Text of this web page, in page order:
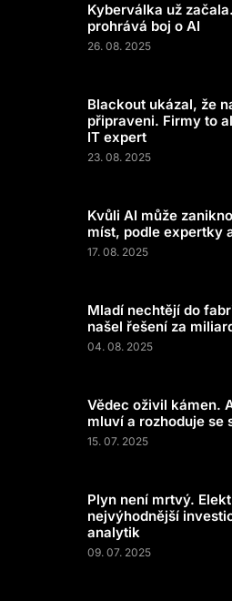
Kyberválka už
prohrává boj o AI
26. 08. 2025
Blackout ukázal, že
připraveni. Firmy to
IT expert
23. 08. 2025
Kvůli AI může
míst, podle expertky
17. 08. 2025
Mladí nechtějí do
našel řešení za
04. 08. 2025
Vědec oživil kámen.
mluví a rozhoduje se
15. 07. 2025
Plyn není mrtvý.
nejvýhodnější
analytik
09. 07. 2025